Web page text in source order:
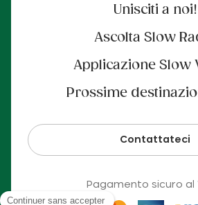
Unisciti a noi!
Ascolta Slow
Applicazione Slow
Prossime
Contattateci
Pagamento sicuro al